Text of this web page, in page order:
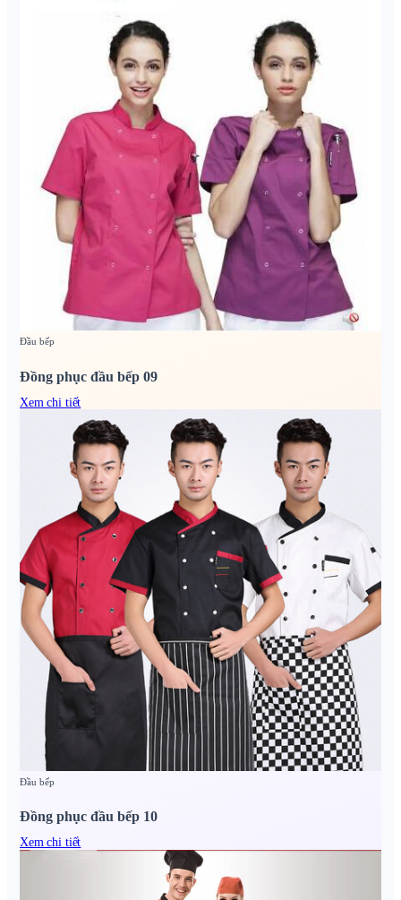
Đầu bếp
Đồng phục đầu bếp 09
Xem chi tiết
Đầu bếp
Đồng phục đầu bếp 10
Xem chi tiết